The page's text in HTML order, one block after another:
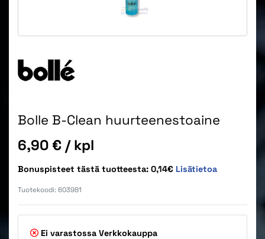
Bolle B-Clean huurteenestoaine
Hinta
6,90 € / kpl
Bonuspisteet tästä tuotteesta: 0,14€ Lisätietoa
Tuotekoodi: 603981
Ei varastossa Verkkokauppa